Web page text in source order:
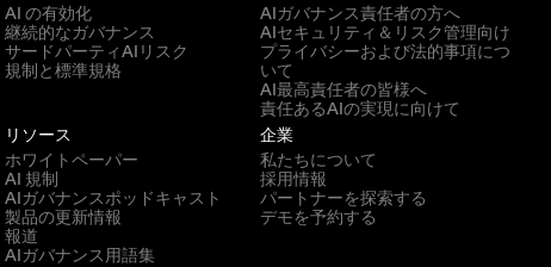
AI の有効化
継続的なガバナンス
サードパーティAIリスク
規制と標準規格
AIガバナンス責任者の方へ
AIセキュリティ＆リスク管理向け
プライバシーおよび法的事項につ
いて
AI最高責任者の皆様へ
責任あるAIの実現に向けて
リソース
ホワイトペーパー
AI 規制
AIガバナンスポッドキャスト
製品の更新情報
報道
AIガバナンス用語集
企業
私たちについて
採用情報
パートナーを探索する
デモを予約する